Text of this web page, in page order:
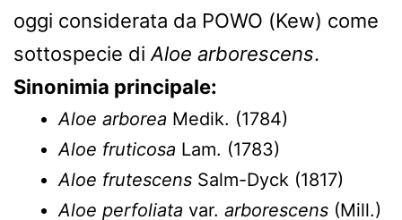
oggi considerata da POWO (Kew) come
sottospecie di Aloe arborescens.
Sinonimia principale:
Aloe arborea Medik. (1784)
Aloe fruticosa Lam. (1783)
Aloe frutescens Salm-Dyck (1817)
Aloe perfoliata var. arborescens (Mill.)